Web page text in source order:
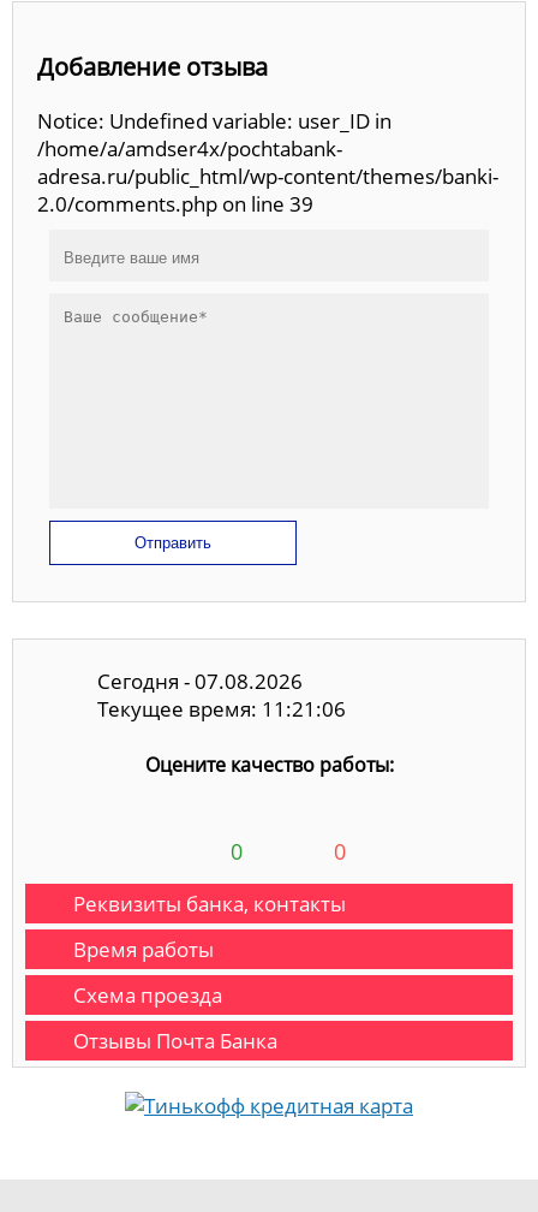
Добавление отзыва
Notice: Undefined variable: user_ID in
/home/a/amdser4x/pochtabank-
adresa.ru/public_html/wp-content/themes/banki-
2.0/comments.php on line 39
Отправить
Сегодня - 07.08.2026
Текущее время: 11:21:07
Оцените качество работы:
0 0
Реквизиты банка, контакты
Время работы
Схема проезда
Отзывы Почта Банка